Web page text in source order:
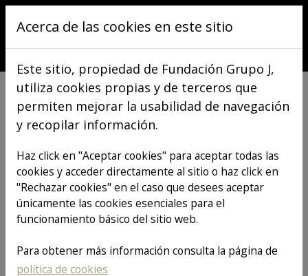
Pasar al contenido principal
Comunicación
TODO
ACCIONES PERSONAS
ACCIONES PLANETA
Acerca de las cookies en este sitio
Este sitio, propiedad de Fundación Grupo J,
utiliza cookies propias y de terceros que
permiten mejorar la usabilidad de navegación
y recopilar información.
Haz click en "Aceptar cookies" para aceptar todas las
cookies y acceder directamente al sitio o haz click en
"Rechazar cookies" en el caso que desees aceptar
únicamente las cookies esenciales para el
funcionamiento básico del sitio web.
Para obtener más información consulta la página de
política de cookies